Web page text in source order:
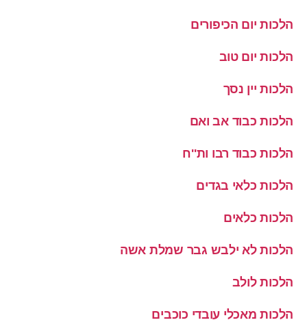
הלכות יום הכיפורים
הלכות יום טוב
הלכות יין נסך
הלכות כבוד אב ואם
הלכות כבוד רבו ות''ח
הלכות כלאי בגדים
הלכות כלאים
הלכות לא ילבש גבר שמלת אשה
הלכות לולב
הלכות מאכלי עובדי כוכבים